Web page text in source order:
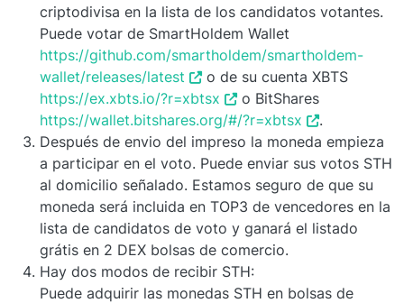
criptodivisa en la lista de los candidatos votantes.
Puede votar de SmartHoldem Wallet
https://github.com/smartholdem/smartholdem-
wallet/releases/latest
o de su cuenta XBTS
https://ex.xbts.io/?r=xbtsx
o BitShares
https://wallet.bitshares.org/#/?r=xbtsx
.
Después de envio del impreso la moneda empieza
a participar en el voto. Puede enviar sus votos STH
al domicilio señalado. Estamos seguro de que su
moneda será incluida en TOP3 de vencedores en la
lista de candidatos de voto y ganará el listado
grátis en 2 DEX bolsas de comercio.
Hay dos modos de recibir STH:
Puede adquirir las monedas STH en bolsas de